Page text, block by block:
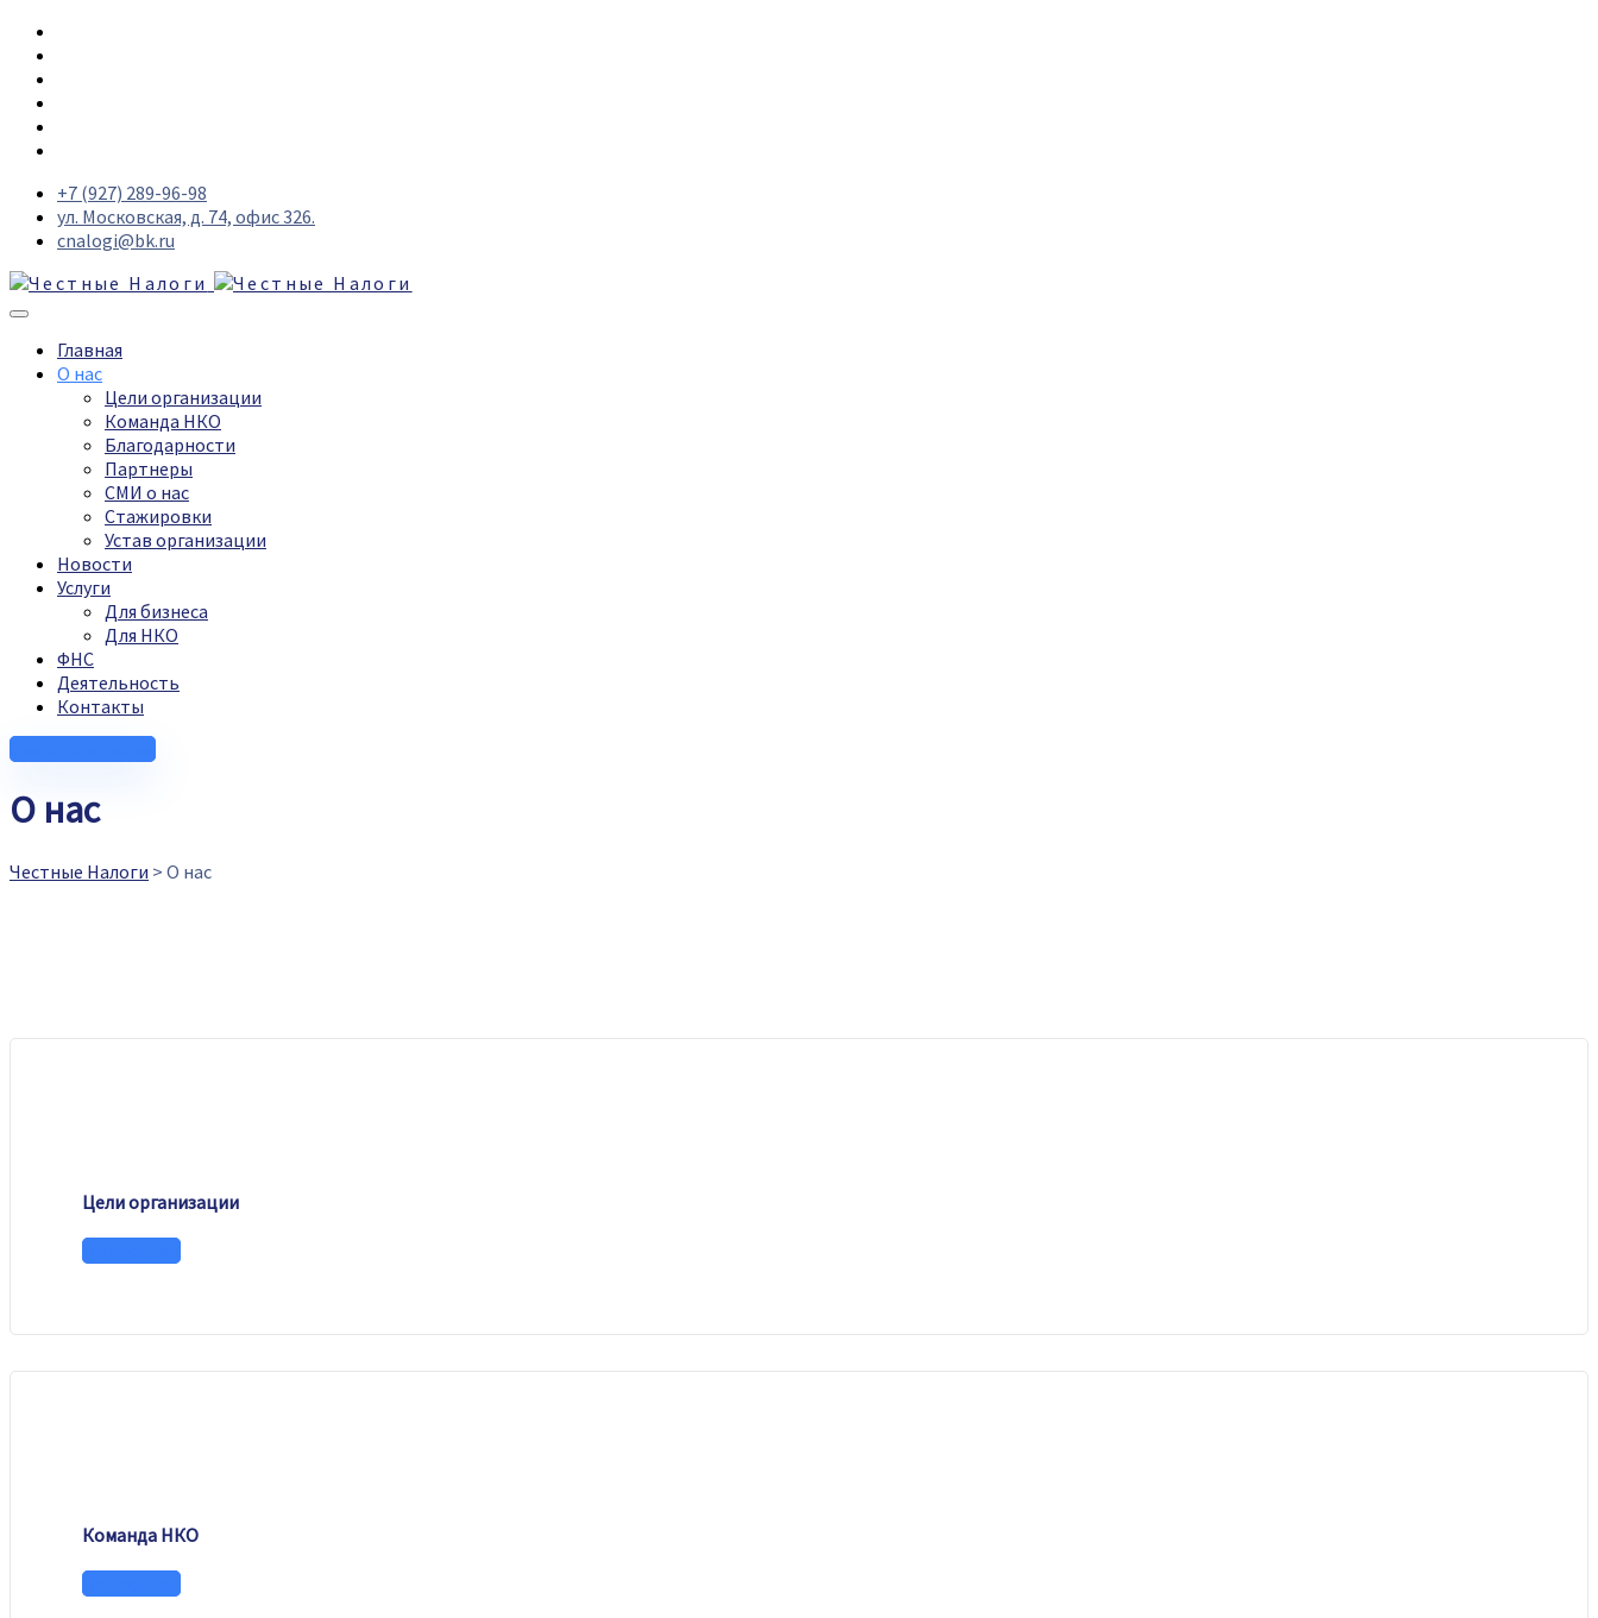
+7 (927) 289-96-98
ул. Московская, д. 74, офис 326.
cnalogi@bk.ru
Главная
О нас
Цели организации
Команда НКО
Благодарности
Партнеры
СМИ о нас
Стажировки
Устав организации
Новости
Услуги
Для бизнеса
Для НКО
ФНС
Деятельность
Контакты
О нас
Честные Налоги > О нас
Цели организации
Команда НКО